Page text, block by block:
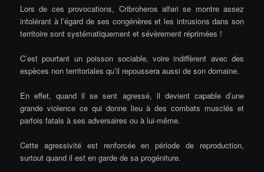
Lors de ces provocations, Cribroheros alfari se montre assez
intolérant à l’égard de ses congénères et les intrusions dans son
territoire sont systématiquement et sévèrement réprimées !
C’est pourtant un poisson sociable, voire indiffèrent avec des
espèces non territoriales qu’il repoussera aussi de son domaine.
En effet, quand il se sent agressé, il devient capable d’une
grande violence ce qui donne lieu à des combats musclés et
parfois fatals à ses adversaires ou à lui-même.
Cette agressivité est renforcée en période de reproduction,
surtout quand il est en garde de sa progéniture.